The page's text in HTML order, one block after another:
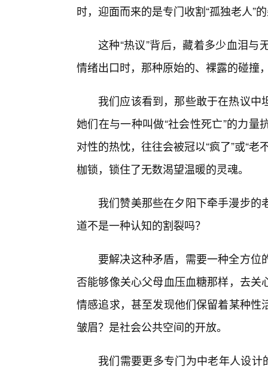
时，迎面而来的是专门收割“孤独老人”
这种“热议”背后，藏着多少血泪
情绪出口时，那种原始的、裸露的碰撞
我们应该看到，那些敢于在热议
她们在与一种叫做“社会性死亡”的力
对性的热忱，往往会被冠以“疯了”或“
枷锁，锁住了无数渴望温暖的灵魂。
我们赞美那些在夕阳下牵手漫步
道不是一种认知的割裂吗？
要解决这种矛盾，需要一种全方
否能够像关心父母血压血糖那样，去
情感追求，甚至发现他们保留着某种
皱眉？是社会公共空间的开放。
我们需要更多专门为中老年人设